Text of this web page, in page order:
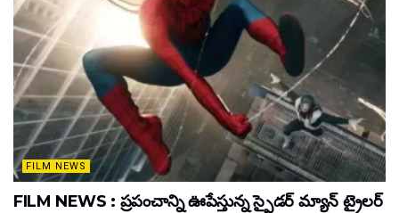
FILM NEWS
FILM NEWS : ప్రపంచాన్ని ఊపేస్తున్న స్పైడర్ మ్యాన్ ట్రైలర్